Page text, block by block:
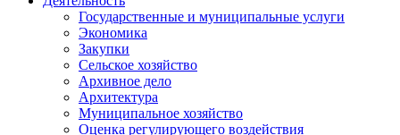
Государственные и муниципальные услуги
Экономика
Закупки
Сельское хозяйство
Архивное дело
Архитектура
Муниципальное хозяйство
Оценка регулирующего воздействия